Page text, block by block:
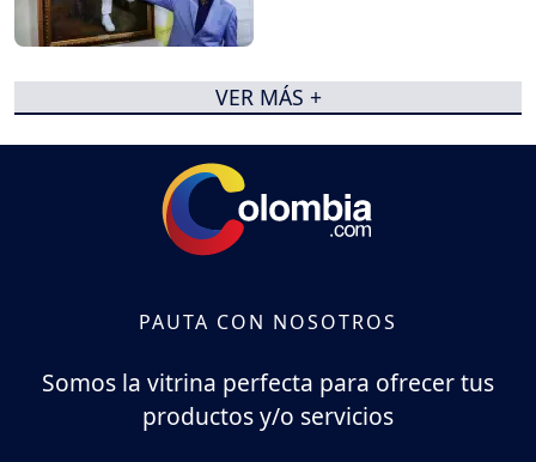
VER MÁS +
PAUTA CON NOSOTROS
Somos la vitrina perfecta para ofrecer tus
productos y/o servicios